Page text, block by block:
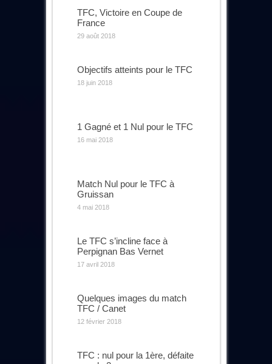
TFC, Victoire en Coupe de
France
29 août 2018
Objectifs atteints pour le TFC
18 juin 2018
1 Gagné et 1 Nul pour le TFC
16 mai 2018
Match Nul pour le TFC à
Gruissan
4 mai 2018
Le TFC s’incline face à
Perpignan Bas Vernet
17 avril 2018
Quelques images du match
TFC / Canet
12 février 2018
TFC : nul pour la 1ère, défaite